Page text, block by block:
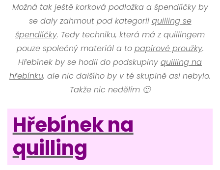
Možná tak ještě korková podložka a špendlíčky by
se daly zahrnout pod kategorii quilling se
špendlíčky. Tedy techniku, která má z quillingem
pouze společný materiál a to papírové proužky.
Hřebínek by se hodil do podskupiny quilling na
hřebínku, ale nic dalšího by v té skupině asi nebylo.
Takže nic nedělím 🙂
Hřebínek na
quilling